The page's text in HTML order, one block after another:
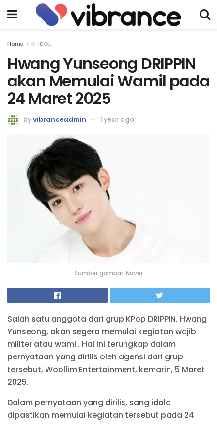
Home K-IDOL
Hwang Yunseong DRIPPIN
akan Memulai Wamil pada
24 Maret 2025
byvibranceadmin 1 year ago
Sumber gambar: Naver
Salah satu anggota dari grup KPop DRIPPIN, Hwang
Yunseong, akan segera memulai kegiatan wajib
militer atau wamil. Hal ini terungkap dalam
pernyataan yang dirilis oleh agensi dari grup
tersebut, Woollim Entertainment, kemarin, 5 Maret
2025.
Dalam pernyataan yang dirilis, sang idola
dipastikan memulai kegiatan tersebut pada 24